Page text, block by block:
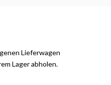
Lieferwagen
Lager abholen.